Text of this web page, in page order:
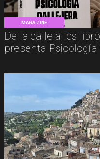
MAGAZINE
De la calle a los
presenta Psicología